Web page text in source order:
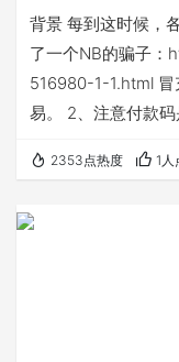
背景 每到这时候，
了一个NB的骗子
516980-1-1.html 冒
易。 2、注意付款
骗子。
2353点热度 1人